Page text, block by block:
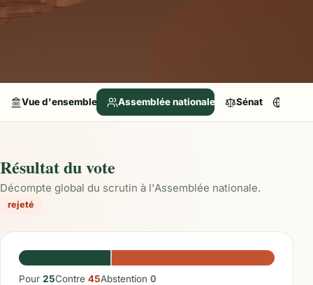
Vue d'ensemble Assemblée nationale Sénat
Résultat du vote
Décompte global du scrutin à l'Assemblée nationale.
rejeté
Pour 25Contre 45Abstention 0